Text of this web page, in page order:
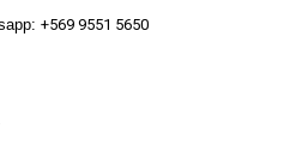
+569 9551 5650